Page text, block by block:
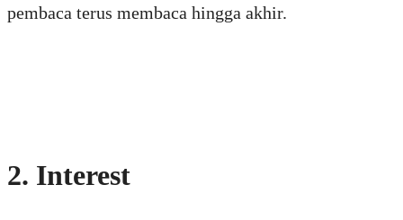
pembaca terus membaca hingga akhir.
2. Interest